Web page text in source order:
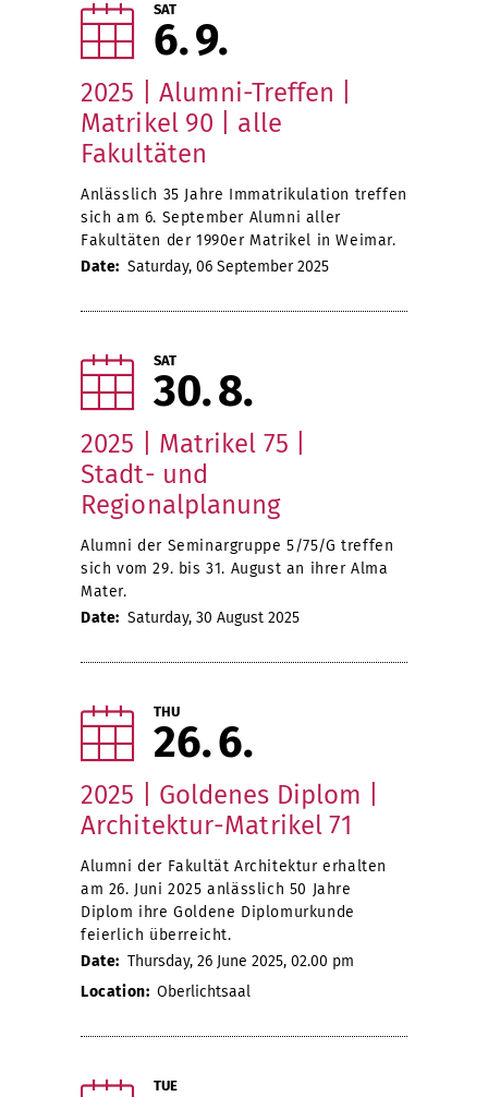
SAT
6 9
2025 | Alumni-Treffen |
Matrikel 90 | alle
Fakultäten
Anlässlich 35 Jahre Immatrikulation treffen
sich am 6. September Alumni aller
Fakultäten der 1990er Matrikel in Weimar.
Date: Saturday, 06 September 2025
SAT
30 8
2025 | Matrikel 75 |
Stadt- und
Regionalplanung
Alumni der Seminargruppe 5/75/G treffen
sich vom 29. bis 31. August an ihrer Alma
Mater.
Date: Saturday, 30 August 2025
THU
26 6
2025 | Goldenes Diplom |
Architektur-Matrikel 71
Alumni der Fakultät Architektur erhalten
am 26. Juni 2025 anlässlich 50 Jahre
Diplom ihre Goldene Diplomurkunde
feierlich überreicht.
Date: Thursday, 26 June 2025, 02.00 pm
Location: Oberlichtsaal
TUE